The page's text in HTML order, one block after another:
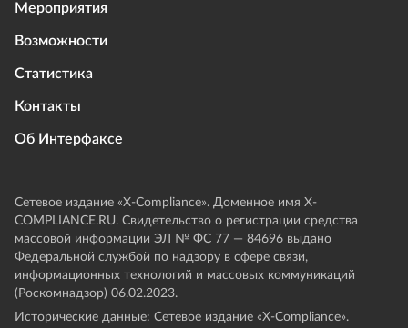
Мероприятия
Возможности
Статистика
Контакты
Об Интерфаксе
Сетевое издание «Х-Compliance». Доменное имя X-
COMPLIANCE.RU. Свидетельство о регистрации средства
массовой информации ЭЛ № ФС 77 — 84696 выдано
Федеральной службой по надзору в сфере связи,
информационных технологий и массовых коммуникаций
(Роскомнадзор) 06.02.2023.
Исторические данные: Сетевое издание «Х-Compliance».